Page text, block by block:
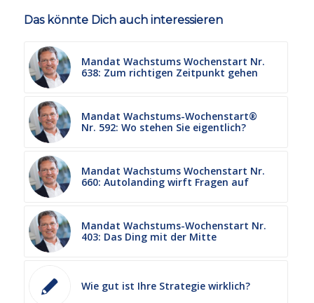
Das könnte Dich auch interessieren
Mandat Wachstums Wochenstart Nr.
638: Zum richtigen Zeitpunkt gehen
Mandat Wachstums-Wochenstart®
Nr. 592: Wo stehen Sie eigentlich?
Mandat Wachstums Wochenstart Nr.
660: Autolanding wirft Fragen auf
Mandat Wachstums-Wochenstart Nr.
403: Das Ding mit der Mitte
Wie gut ist Ihre Strategie wirklich?